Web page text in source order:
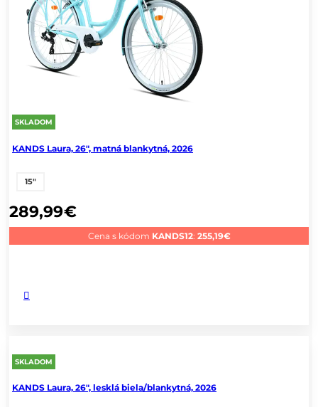
SKLADOM
KANDS Laura, 26", matná blankytná, 2026
15"
289,99€
Cena s kódom KANDS12: 255,19€
SKLADOM
KANDS Laura, 26", lesklá biela/blankytná, 2026